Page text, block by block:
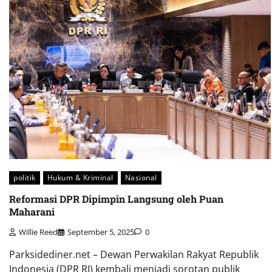
politik Hukum & Kriminal Nasional
Reformasi DPR Dipimpin Langsung oleh Puan
Maharani
Willie Reed September 5, 2025 0
Parksidediner.net – Dewan Perwakilan Rakyat Republik
Indonesia (DPR RI) kembali menjadi sorotan publik